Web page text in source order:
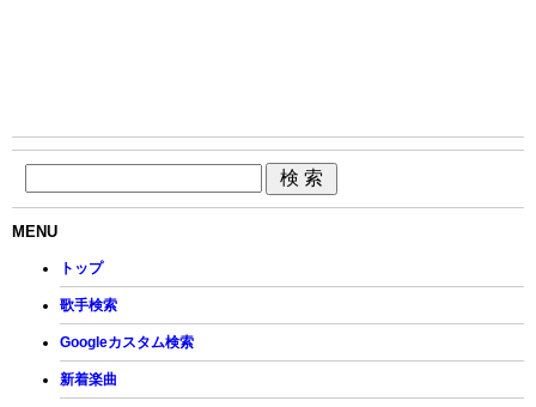
MENU
トップ
歌手検索
Googleカスタム検索
新着楽曲